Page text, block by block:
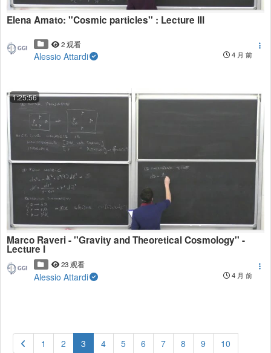
Elena Amato: ''Cosmic particles'' : Lecture III
2 观看
Alessio Attardi 4 月 前
1:25:56
Marco Raveri - ''Gravity and Theoretical Cosmology'' -
Lecture I
23 观看
Alessio Attardi 4 月 前
1 2 3 (current)
4 5 6 7 8 9 10